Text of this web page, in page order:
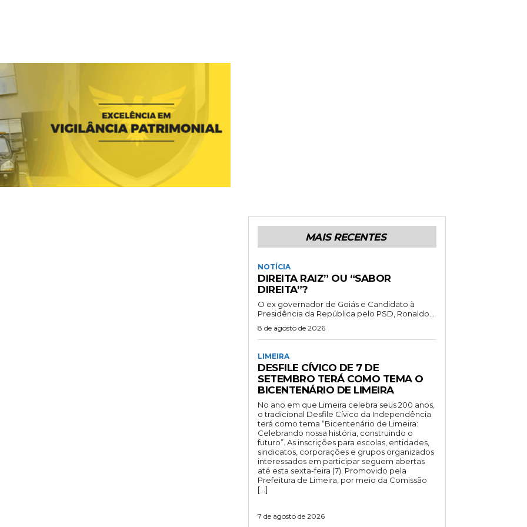
MAIS RECENTES
NOTÍCIA
DIREITA RAIZ” OU “SABOR
DIREITA”?
O ex governador de Goiás e Candidato à
Presidência da República pelo PSD, Ronaldo...
8 de agosto de 2026
LIMEIRA
DESFILE CÍVICO DE 7 DE
SETEMBRO TERÁ COMO TEMA O
BICENTENÁRIO DE LIMEIRA
No ano em que Limeira celebra seus 200 anos,
o tradicional Desfile Cívico da Independência
terá como tema “Bicentenário de Limeira:
Celebrando nossa história, construindo o
futuro”. As inscrições para escolas, entidades,
sindicatos, corporações e grupos organizados
interessados em participar seguem abertas
até esta sexta-feira (7). Promovido pela
Prefeitura de Limeira, por meio da Comissão
[…]
7 de agosto de 2026